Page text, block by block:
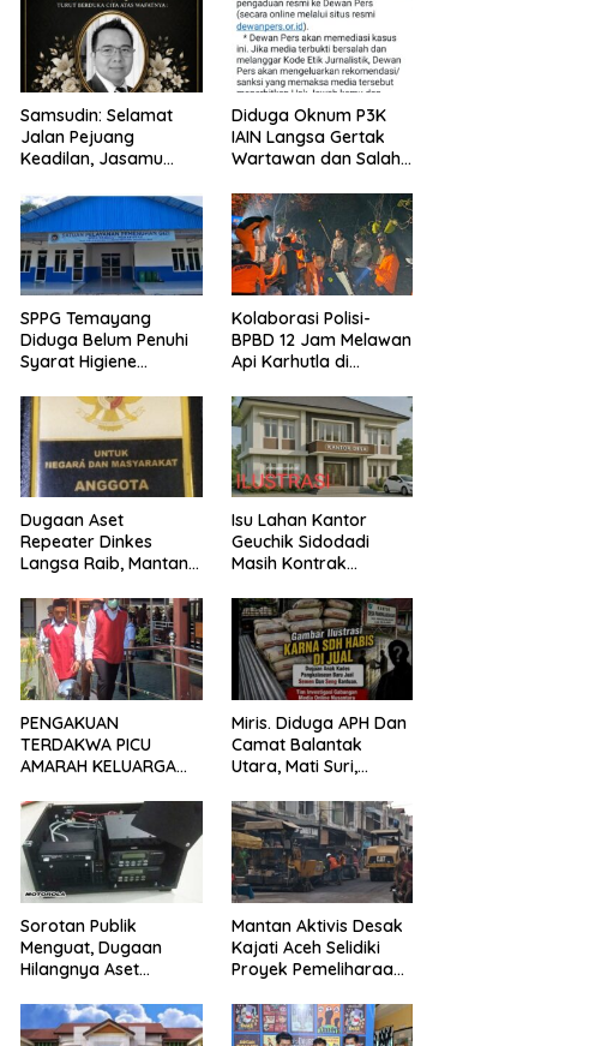
Samsudin: Selamat
Jalan Pejuang
Keadilan, Jasamu
Diduga Oknum P3K
IAIN Langsa Gertak
Wartawan dan Salah
Klarifikasi ke Media
SPPG Temayang
Diduga Belum Penuhi
Syarat Higiene
Publik
Kolaborasi Polisi-
BPBD 12 Jam Melawan
Api Karhutla di
Dugaan Aset
Repeater Dinkes
Langsa Raib, Mantan
Penegak Hukum
Bergerak
Isu Lahan Kantor
Geuchik Sidodadi
Masih Kontrak
Penjelasan Perangkat
Desa
PENGAKUAN
TERDAKWA PICU
AMARAH KELUARGA
PECAH SETELAH
SIDANG TUNTUTAN
DITUNDA
Miris. Diduga APH Dan
Camat Balantak
Utara, Mati Suri,
Jual Bantuan Negara,
Belum Ada Tindakan
Tegas. ​
Sorotan Publik
Menguat, Dugaan
Hilangnya Aset
Langsa Belum
Terjawab
Mantan Aktivis Desak
Kajati Aceh Selidiki
Proyek Pemeliharaan
Langsa